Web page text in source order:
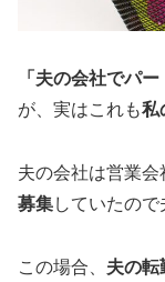
「夫の会社でパ
が、実はこれも私
夫の会社は営業会
募集していたので
この場合、 夫の転